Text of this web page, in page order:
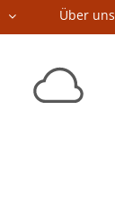
Über uns